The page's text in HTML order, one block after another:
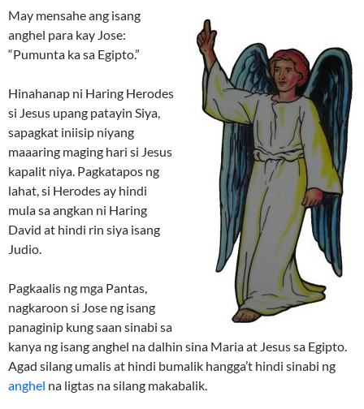
May mensahe ang isang
anghel para kay Jose:
“Pumunta ka sa Egipto.”
Hinahanap ni Haring Herodes
si Jesus upang patayin Siya,
sapagkat iniisip niyang
maaaring maging hari si Jesus
kapalit niya. Pagkatapos ng
lahat, si Herodes ay hindi
mula sa angkan ni Haring
David at hindi rin siya isang
Judio.
Pagkaalis ng mga Pantas,
nagkaroon si Jose ng isang
panaginip kung saan sinabi sa
kanya ng isang anghel na dalhin sina Maria at Jesus sa Egipto.
Agad silang umalis at hindi bumalik hangga’t hindi sinabi ng
anghel na ligtas na silang makabalik.